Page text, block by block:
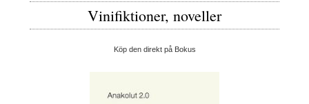
Vinifiktioner, noveller
Köp den direkt på Bokus